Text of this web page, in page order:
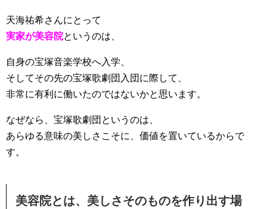
天海祐希さんにとって
実家が美容院というのは、
自身の宝塚音楽学校へ入学、
そしてその先の宝塚歌劇団入団に際して、
非常に有利に働いたのではないかと思います。
なぜなら、宝塚歌劇団というのは、
あらゆる意味の美しさこそに、価値を置いているからで
す。
美容院とは、美しさそのものを作り出す場